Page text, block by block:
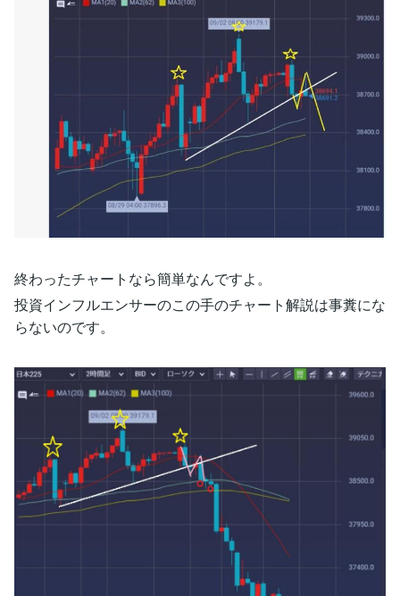
終わったチャートなら簡単なんですよ。
投資インフルエンサーのこの手のチャート解説は事糞にな
らないのです。